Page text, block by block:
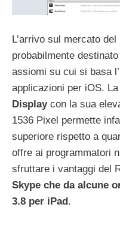
L’arrivo sul mercato del
probabilmente
assiomi su cui si basa
applicazioni per iOS.
Displaycon la sua
1536 Pixel permette
superiore rispetto a
offre ai programmatori
sfruttare i vantaggi del
Skype che da alcune
3.8 per iPad.